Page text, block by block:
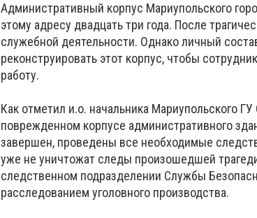
Административный корпус Мариупольского
этому адресу двадцать три года. После
служебной деятельности. Однако личный
реконструировать этот корпус, чтобы
работу.
Как отметил и.о. начальника Мариупольского
поврежденном корпусе административного
завершен, проведены все необходимые
уже не уничтожат следы произошедшей
следственном подразделении Службы
расследованием уголовного производства.